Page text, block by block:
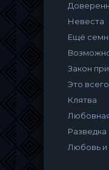
Невеста
Ещё
Закон
Это
Клятва
Разведка
Любовь и